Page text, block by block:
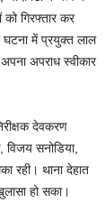
गिरफ्तार कर
में प्रयुक्त लाल
अपराध स्वीकार
देवकरण
सनोडिया,
रही। थाना देहात
हो सका।